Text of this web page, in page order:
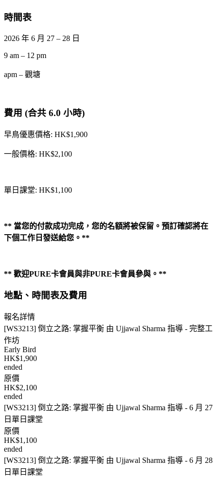
時間表
2026 年 6 月 27 – 28 日
9 am – 12 pm
apm – 觀塘
費用 (合共 6.0 小時)
早鳥優惠價格: HK$1,900
一般價格: HK$2,100
單日課堂: HK$1,100
** 當您的付款成功完成，您的名額將被保留。預訂確認將在
下個工作日發送給您。**
** 歡迎PURE卡會員與非PURE卡會員參與。**
地點、時間表及費用
報名詳情
[WS3213] 倒立之路: 掌握平衡 由 Ujjawal Sharma 指導 - 完整工
作坊
Early Bird
HK$1,900
ended
原價
HK$2,100
ended
[WS3213] 倒立之路: 掌握平衡 由 Ujjawal Sharma 指導 - 6 月 27
日單日課堂
原價
HK$1,100
ended
[WS3213] 倒立之路: 掌握平衡 由 Ujjawal Sharma 指導 - 6 月 28
日單日課堂